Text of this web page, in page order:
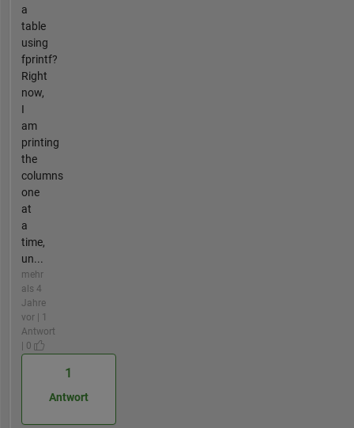
a
table
using
fprintf?
Right
now,
I
am
printing
the
columns
one
at
a
time,
un...
mehr
als 4
Jahre
vor | 1
Antwort
| 0
1
Antwort